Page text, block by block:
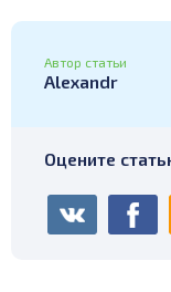
Автор статьи
Alexandr
Оцените